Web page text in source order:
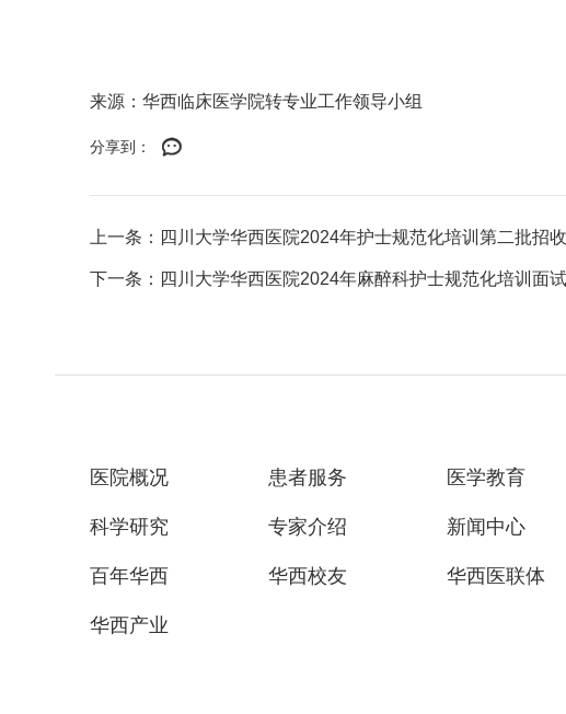
来源：华西临床医学院转专业工作领导小组
分享到：
上一条：四川大学华西医院2024年护士规范化培训第二批招
下一条：四川大学华西医院2024年麻醉科护士规范化培训面
医院概况 患者服务 医学教育
科学研究 专家介绍 新闻中心
百年华西 华西校友 华西医联体
华西产业